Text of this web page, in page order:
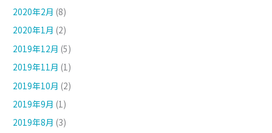
2020年2月 (8)
2020年1月 (2)
2019年12月 (5)
2019年11月 (1)
2019年10月 (2)
2019年9月 (1)
2019年8月 (3)